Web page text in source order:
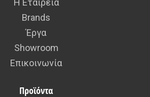
Η Εταιρεία
Brands
Έργα
Showroom
Επικοινωνία
Προϊόντα